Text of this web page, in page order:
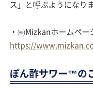
ス」と呼ぶようになり
・㈱Mizkanホームペー
https://
ぽん酢サワー™の